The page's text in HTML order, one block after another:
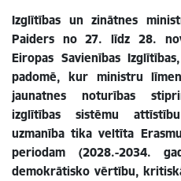
Izglītības un zinātnes
Paiders no 27. līdz 28.
Eiropas Savienības
padomē, kur ministru
jaunatnes noturības
izglītības sistēmu
uzmanība tika veltīta
periodam (2028.-2034.
demokrātisko vērtību,